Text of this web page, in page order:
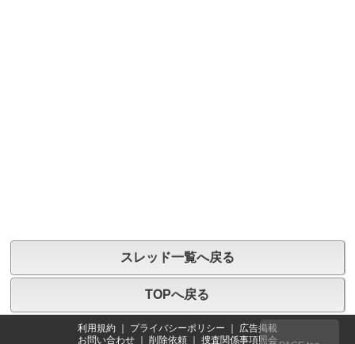
スレッド一覧へ戻る
TOPへ戻る
利用規約 プライバシーポリシー
広告掲載
お問い合わせ
削除依頼 捜査関係事項照会